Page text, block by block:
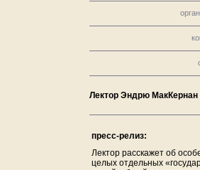
Лектор Эндрю МакКернан
пресс-релиз:
Лектор расскажет об
целых отдельных